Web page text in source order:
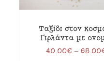
Ταξίδι στον
Γιρλάντα με
40.00€ – 65.00